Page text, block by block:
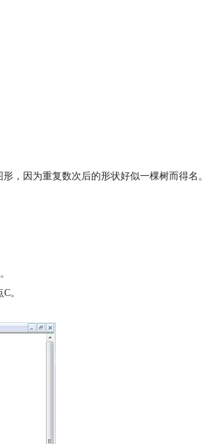
，因为重复数次后的形状好似一棵树而得名。
。